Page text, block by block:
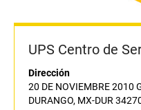
UPS Centro de
Dirección
20 DE NOVIEMBRE 2010
DURANGO, MX-DUR